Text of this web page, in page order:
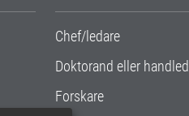
Chef/ledare
Doktorand eller
Forskare